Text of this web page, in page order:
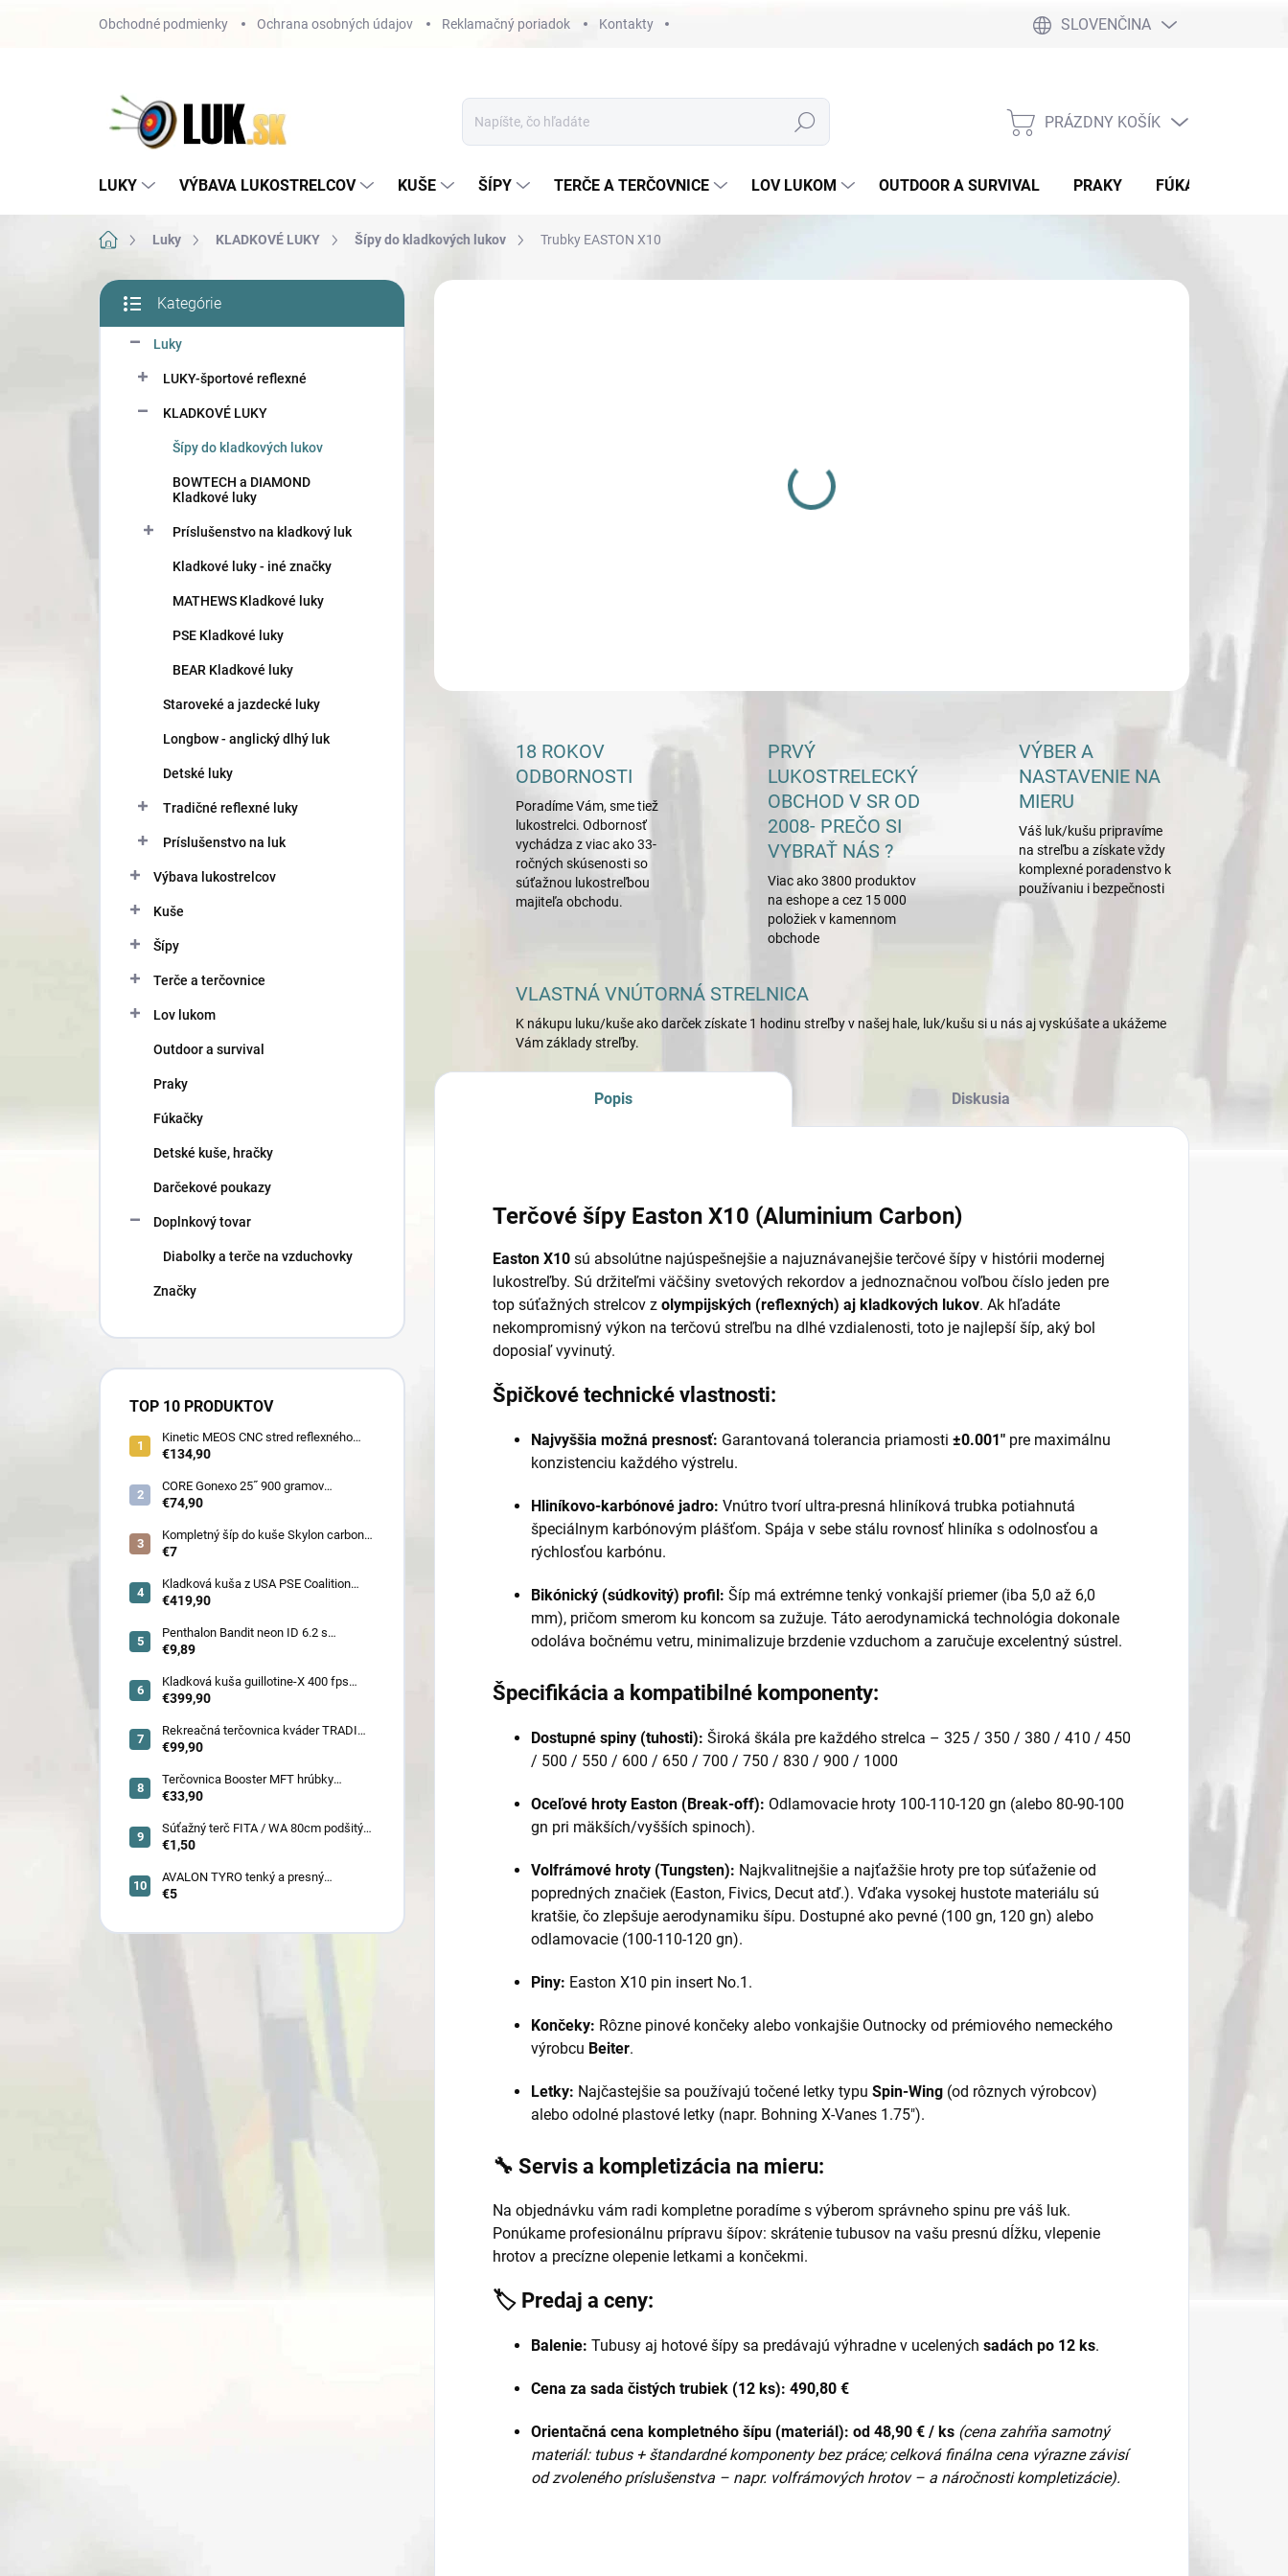
Obchodné podmienky Ochrana osobných údajov Reklamačný poriadok Kontakty SLOVENČINA
Hľadať
NÁKUPNÝ
PRÁZDNY KOŠÍK
LUKY VÝBAVA LUKOSTRELCOV KUŠE ŠÍPY TERČE A TERČOVNICE LOV LUKOM OUTDOOR A SURVIVAL PRAKY FÚKAČKY
DomovLuky KLADKOVÉ LUKY Šípy do kladkových lukov Trubky EASTON X10
B
č
kategórie
Kategórie
Luky
LUKY-športové reflexné
KLADKOVÉ LUKY
Šípy do kladkových lukov
BOWTECH a DIAMOND
Kladkové luky
Príslušenstvo na kladkový luk
Kladkové luky - iné značky
MATHEWS Kladkové luky
PSE Kladkové luky
BEAR Kladkové luky
Staroveké a jazdecké luky
Longbow - anglický dlhý luk
Detské luky
Tradičné reflexné luky
Príslušenstvo na luk
Výbava lukostrelcov
Kuše
Šípy
Terče a terčovnice
Lov lukom
Outdoor a survival
Praky
Fúkačky
Detské kuše, hračky
Darčekové poukazy
Doplnkový tovar
Diabolky a terče na vzduchovky
Značky
TOP 10 PRODUKTOV
Kinetic MEOS CNC stred reflexného
luku 21˝ pre deti 900 gramov
€134,90
CORE Gonexo 25˝ 900 gramov
jednofarebný (ľahký stred pre mužov,
!!
€74,90
Kompletný šíp do kuše Skylon carbon
3K z pevného karbónu v rozmeroch
quill a diablo
€7
Kladková kuša z USA PSE Coalition
frontier 380 fps (80178) - superakcia !
€419,90
Penthalon Bandit neon ID 6.2 s
prírodnými letkami
€9,89
Kladková kuša guillotine-X 400 fps
camo so zabudovaným nášľapom
€399,90
Rekreačná terčovnica kváder TRADI
80x80x22 cm (6132)
€99,90
Terčovnica Booster MFT hrúbky
7cm/11cm/17cm
€33,90
Súťažný terč FITA / WA 80cm podšitý
(6005)
€1,50
AVALON TYRO tenký a presný
€5
18 ROKOV
ODBORNOSTI
Poradíme Vám, sme tiež
lukostrelci. Odbornosť
vychádza z viac ako 33-
ročných skúsenosti so
súťažnou lukostreľbou
majiteľa obchodu.
PRVÝ
LUKOSTRELECKÝ
OBCHOD V SR OD
2008- PREČO SI
VYBRAŤ NÁS ?
Viac ako 3800 produktov
na eshope a cez 15 000
položiek v kamennom
obchode
VÝBER A
NASTAVENIE NA
MIERU
Váš luk/kušu pripravíme
na streľbu a získate vždy
komplexné poradenstvo k
používaniu i bezpečnosti
VLASTNÁ VNÚTORNÁ STRELNICA
K nákupu luku/kuše ako darček získate 1 hodinu streľby v našej hale, luk/kušu si u nás aj vyskúšate a ukážeme
Vám základy streľby.
Popis Diskusia
Terčové šípy Easton X10 (Aluminium Carbon)
Easton X10 sú absolútne najúspešnejšie a najuznávanejšie terčové šípy v histórii modernej
lukostreľby. Sú držiteľmi väčšiny svetových rekordov a jednoznačnou voľbou číslo jeden pre
top súťažných strelcov z olympijských (reflexných) aj kladkových lukov. Ak hľadáte
nekompromisný výkon na terčovú streľbu na dlhé vzdialenosti, toto je najlepší šíp, aký bol
doposiaľ vyvinutý.
Špičkové technické vlastnosti:
Najvyššia možná presnosť: Garantovaná tolerancia priamosti ±0.001" pre maximálnu
konzistenciu každého výstrelu.
Hliníkovo-karbónové jadro: Vnútro tvorí ultra-presná hliníková trubka potiahnutá
špeciálnym karbónovým plášťom. Spája v sebe stálu rovnosť hliníka s odolnosťou a
rýchlosťou karbónu.
Bikónický (súdkovitý) profil: Šíp má extrémne tenký vonkajší priemer (iba 5,0 až 6,0
mm), pričom smerom ku koncom sa zužuje. Táto aerodynamická technológia dokonale
odoláva bočnému vetru, minimalizuje brzdenie vzduchom a zaručuje excelentný sústrel.
Špecifikácia a kompatibilné komponenty:
Dostupné spiny (tuhosti): Široká škála pre každého strelca – 325 / 350 / 380 / 410 / 450
/ 500 / 550 / 600 / 650 / 700 / 750 / 830 / 900 / 1000
Oceľové hroty Easton (Break-off): Odlamovacie hroty 100-110-120 gn (alebo 80-90-100
gn pri mäkších/vyšších spinoch).
Volfrámové hroty (Tungsten): Najkvalitnejšie a najťažšie hroty pre top súťaženie od
popredných značiek (Easton, Fivics, Decut atď.). Vďaka vysokej hustote materiálu sú
kratšie, čo zlepšuje aerodynamiku šípu. Dostupné ako pevné (100 gn, 120 gn) alebo
odlamovacie (100-110-120 gn).
Piny: Easton X10 pin insert No.1.
Končeky: Rôzne pinové končeky alebo vonkajšie Outnocky od prémiového nemeckého
výrobcu Beiter.
Letky: Najčastejšie sa používajú točené letky typu Spin-Wing (od rôznych výrobcov)
alebo odolné plastové letky (napr. Bohning X-Vanes 1.75").
🔧 Servis a kompletizácia na mieru:
Na objednávku vám radi kompletne poradíme s výberom správneho spinu pre váš luk.
Ponúkame profesionálnu prípravu šípov: skrátenie tubusov na vašu presnú dĺžku, vlepenie
hrotov a precízne olepenie letkami a končekmi.
🏷️ Predaj a ceny:
Balenie: Tubusy aj hotové šípy sa predávajú výhradne v ucelených sadách po 12 ks.
Cena za sada čistých trubiek (12 ks): 490,80 €
Orientačná cena kompletného šípu (materiál): od 48,90 € / ks (cena zahŕňa samotný
materiál: tubus + štandardné komponenty bez práce; celková finálna cena výrazne závisí
od zvoleného príslušenstva – napr. volfrámových hrotov – a náročnosti kompletizácie).